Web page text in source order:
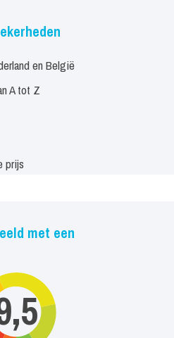
beleef de muziek, rock de
en België
A tot Z
prijs
met een